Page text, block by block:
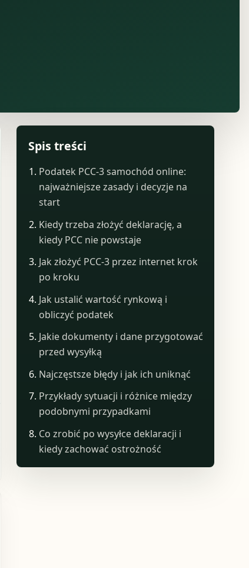
Spis treści
Podatek PCC-3 samochód online:
najważniejsze zasady i decyzje na
start
Kiedy trzeba złożyć deklarację, a
kiedy PCC nie powstaje
Jak złożyć PCC-3 przez internet krok
po kroku
Jak ustalić wartość rynkową i
obliczyć podatek
Jakie dokumenty i dane przygotować
przed wysyłką
Najczęstsze błędy i jak ich uniknąć
Przykłady sytuacji i różnice między
podobnymi przypadkami
Co zrobić po wysyłce deklaracji i
kiedy zachować ostrożność